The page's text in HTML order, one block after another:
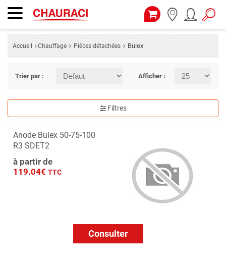
Accueil Chauffage Pièces détachées Bulex
Trier par : Afficher :
Filtres
Anode Bulex 50-75-100
R3 SDET2
à partir de
119.04€ TTC
Consulter